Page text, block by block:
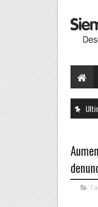
TAPA Gremios valoraron